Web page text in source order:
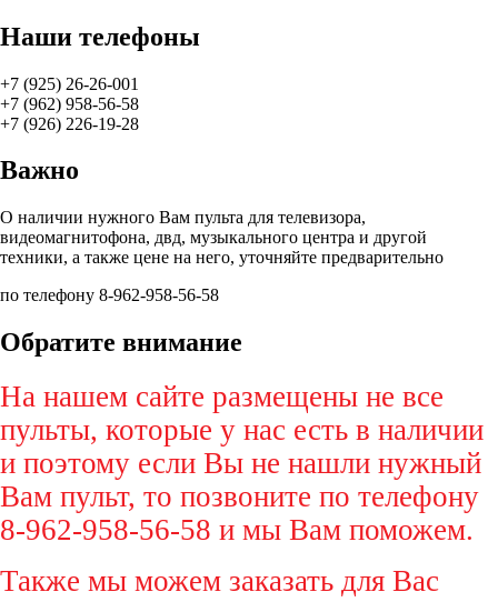
Наши телефоны
+7 (925) 26-26-001
+7 (962) 958-56-58
+7 (926) 226-19-28
Важно
О наличии нужного Вам пульта для телевизора,
видеомагнитофона, двд, музыкального центра и другой
техники, а также цене на него, уточняйте предварительно
по телефону 8-962-958-56-58
Обратите внимание
На нашем сайте размещены не все
пульты, которые у нас есть в наличии
и поэтому если Вы не нашли нужный
Вам пульт, то позвоните по телефону
8-962-958-56-58 и мы Вам поможем.
Также мы можем заказать для Вас